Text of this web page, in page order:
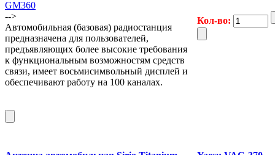
-->
Автомобильная (базовая) радиостанция
предназначена для пользователей,
предъявляющих более высокие требования
к функциональным возможностям средств
связи, имеет восьмисимвольный дисплей и
обеспечивают работу на 100 каналах.
Кол-во: